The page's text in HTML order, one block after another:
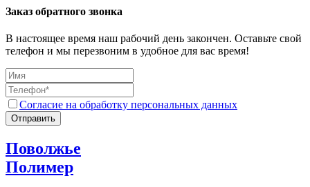
Заказ обратного звонка
В настоящее время наш рабочий день закончен. Оставьте свой
телефон и мы перезвоним в удобное для вас время!
Согласие на обработку персональных данных
Отправить
Поволжье
Полимер